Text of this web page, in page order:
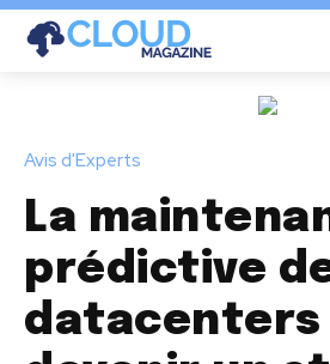
Avis d'Experts
La
prédictive